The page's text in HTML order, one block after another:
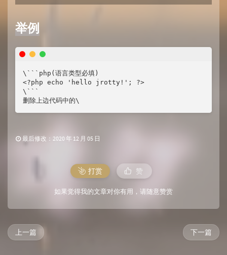
举例
\```php(语言类型必填)
<?php echo 'hello jrotty!'; ?>
\```
删除上边代码中的\
最后修改：2020 年 12 月 05 日
打赏 赞
如果觉得我的文章对你有用，请随意赞赏
下一篇
上一篇